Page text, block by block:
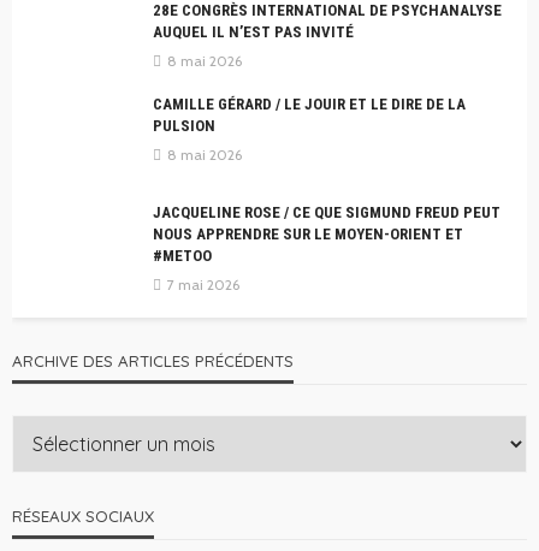
28E CONGRÈS INTERNATIONAL DE PSYCHANALYSE
AUQUEL IL N’EST PAS INVITÉ
8 mai 2026
CAMILLE GÉRARD / LE JOUIR ET LE DIRE DE LA
PULSION
8 mai 2026
JACQUELINE ROSE / CE QUE SIGMUND FREUD PEUT
NOUS APPRENDRE SUR LE MOYEN-ORIENT ET
#METOO
7 mai 2026
ARCHIVE DES ARTICLES PRÉCÉDENTS
RÉSEAUX SOCIAUX